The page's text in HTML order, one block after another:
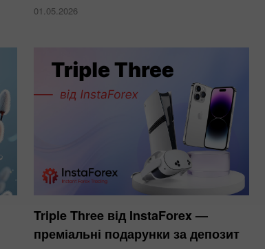
01.05.2026
Triple Three від InstaForex —
преміальні подарунки за депозит